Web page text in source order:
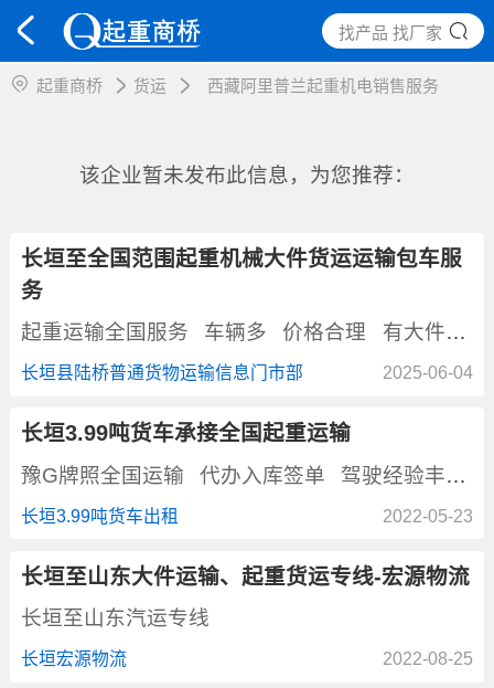
找产品 找厂家
起重商桥 货运 西藏阿里普兰起重机电销售服务
该企业暂未发布此信息，为您推荐：
长垣至全国范围起重机械大件货运运输包车服
务
起重运输全国服务 车辆多 价格合理 有大件运输经验
2025-06-04
长垣县陆桥普通货物运输信息门市部
长垣3.99吨货车承接全国起重运输
豫G牌照全国运输 代办入库签单 驾驶经验丰富
2022-05-23
长垣3.99吨货车出租
长垣至山东大件运输、起重货运专线-宏源物流
长垣至山东汽运专线
2022-08-25
长垣宏源物流